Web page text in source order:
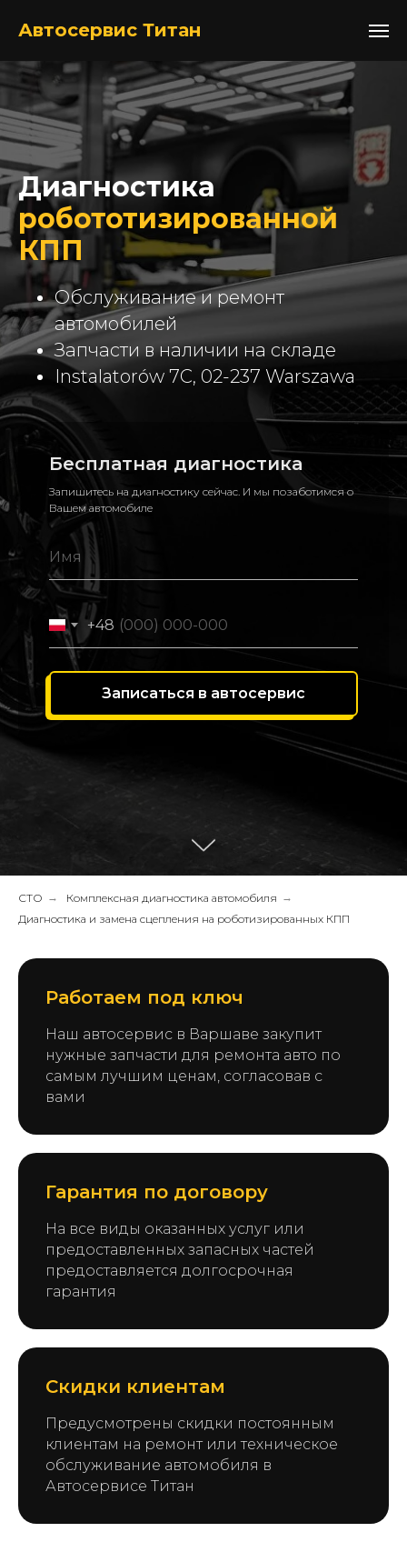
Автосервис Титан+48517052105
Диагностика
робототизированной
КПП
Обслуживание и ремонт
автомобилей
Запчасти в наличии на складе
Instalatorów 7C, 02-237 Warszawa
Бесплатная диагностика
Запишитесь на диагностику сейчас. И мы позаботимся о
Вашем автомобиле
+48
Записаться в автосервис
СТО → Комплексная диагностика автомобиля →
Диагностика и замена сцепления на роботизированных КПП
Работаем под ключ
Наш автосервис в Варшаве закупит
нужные запчасти для ремонта авто по
самым лучшим ценам, согласовав с
вами
Гарантия по договору
На все виды оказанных услуг или
предоставленных запасных частей
предоставляется долгосрочная
гарантия
Скидки клиентам
Предусмотрены скидки постоянным
клиентам на ремонт или техническое
обслуживание автомобиля в
Автосервисе Титан